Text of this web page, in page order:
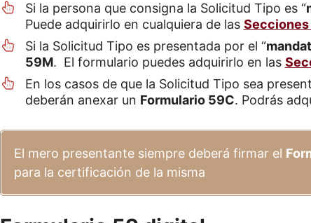
Si la persona que consigna la Solicitud Tipo es “
Puede adquirirlo en cualquiera de las
Si la Solicitud Tipo es presentada por el “
59M. El formulario puedes adquirirlo en las
En los casos de que la Solicitud Tipo sea
deberán anexar un Formulario 59C. Podrás
El mero presentante siempre deberá firmar el
para la certificación de la misma